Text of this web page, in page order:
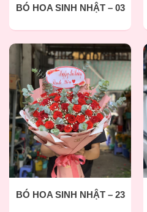
BÓ HOA SINH NHẬT – 03
BÓ HOA SINH NHẬT – 23